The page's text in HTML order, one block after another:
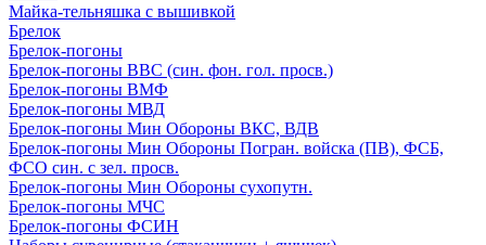
Майка-тельняшка с вышивкой
Брелок
Брелок-погоны
Брелок-погоны ВВС (син. фон. гол. просв.)
Брелок-погоны ВМФ
Брелок-погоны МВД
Брелок-погоны Мин Обороны ВКС, ВДВ
Брелок-погоны Мин Обороны Погран. войска (ПВ), ФСБ,
ФСО син. с зел. просв.
Брелок-погоны Мин Обороны сухопутн.
Брелок-погоны МЧС
Брелок-погоны ФСИН